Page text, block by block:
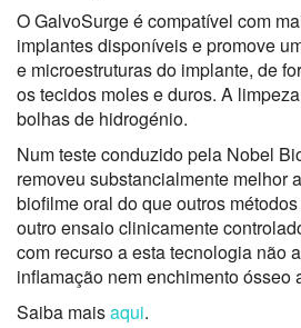
O GalvoSurge é compatível com
implantes disponíveis e promove
e microestruturas do implante, de
os tecidos moles e duros. A
bolhas de hidrogénio.
Num teste conduzido pela Nobel
removeu substancialmente melhor
biofilme oral do que outros
outro ensaio clinicamente
com recurso a esta tecnologia não
inflamação nem enchimento ósseo
Saiba maisaqui.